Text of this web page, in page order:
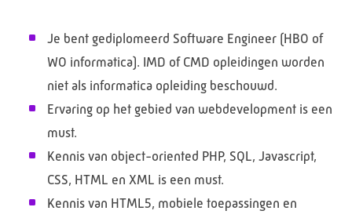
Je bent gediplomeerd Software Engineer (HBO of
WO informatica). IMD of CMD opleidingen worden
niet als informatica opleiding beschouwd.
Ervaring op het gebied van webdevelopment is een
must.
Kennis van object-oriented PHP, SQL, Javascript,
CSS, HTML en XML is een must.
Kennis van HTML5, mobiele toepassingen en